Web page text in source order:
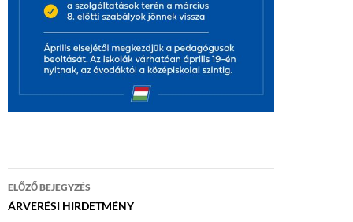
Bejegyzés
navigáció
ELŐZŐ BEJEGYZÉS
ÁRVERÉSI HIRDETMÉNY